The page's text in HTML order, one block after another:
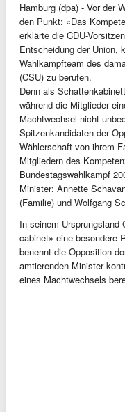
Hamburg (dpa) - Vor der
den Punkt: «Das
erklärte die CDU-
Entscheidung der Union,
Wahlkampfteam des
(CSU) zu berufen.
Denn als
während die Mitglieder
Machtwechsel nicht
Spitzenkandidaten der
Wählerschaft von ihrem
Mitgliedern des
Bundestagswahlkampf
Minister: Annette
(Familie) und Wolfgang
In seinem Ursprungsland
cabinet» eine besondere
benennt die Opposition
amtierenden Minister
eines Machtwechsels